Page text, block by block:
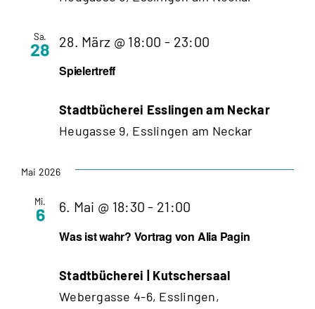
Sa.
28
Spielertreff
28. März @ 18:00 - 23:00
Stadtbücherei Esslingen am Neckar
Heugasse 9, Esslingen am Neckar
Mai 2026
Mi.
6
Was ist wahr? Vortrag von Alia Pagin
6. Mai @ 18:30 - 21:00
Stadtbücherei | Kutschersaal
Webergasse 4-6, Esslingen,